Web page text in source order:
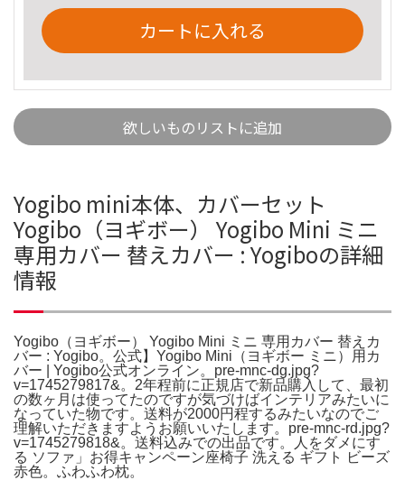
カートに入れる
欲しいものリストに追加
Yogibo mini本体、カバーセット
Yogibo（ヨギボー） Yogibo Mini ミニ
専用カバー 替えカバー : Yogiboの詳細
情報
Yogibo（ヨギボー） Yogibo Mini ミニ 専用カバー 替えカ
バー : Yogibo。公式】Yogibo Mini（ヨギボー ミニ）用カ
バー | Yogibo公式オンライン。pre-mnc-dg.jpg?
v=1745279817&。2年程前に正規店で新品購入して、最初
の数ヶ月は使ってたのですが気づけばインテリアみたいに
なっていた物です。送料が2000円程するみたいなのでご
理解いただきますようお願いいたします。pre-mnc-rd.jpg?
v=1745279818&。送料込みでの出品です。人をダメにす
る ソファ」お得キャンペーン座椅子 洗える ギフト ビーズ
赤色。ふわふわ枕。